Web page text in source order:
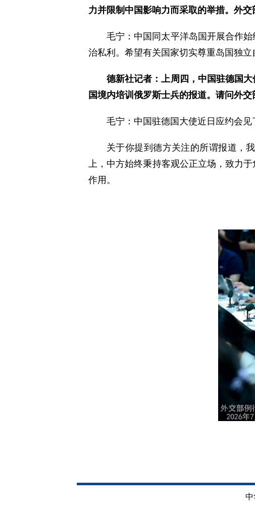
力并限制中国影响力而采取的举措。外交
毛宁：中国同太平洋岛国开展合作
治私利。希望有关国家切实尊重岛国独
德新社记者：上周四，中国驻德国
国境内培训俄罗斯士兵的报道。请问外
毛宁：中国驻德国大使近日应约会
关于你提到德方关注的所谓报道，
上，中方始终秉持客观公正立场，致力
作用。
中